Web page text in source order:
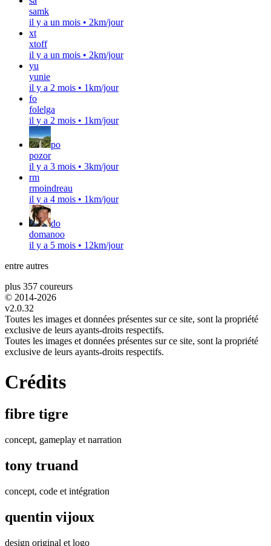
samk
il y a un mois • 2km/jour
xt
xtoff
il y a un mois • 2km/jour
yu
yunie
il y a 2 mois • 1km/jour
fo
folelga
il y a 2 mois • 1km/jour
po
pozor
il y a 3 mois • 3km/jour
rm
rmoindreau
il y a 4 mois • 1km/jour
do
domanoo
il y a 5 mois • 12km/jour
entre autres
plus 357 coureurs
© 2014-2026
v2.0.32
Toutes les images et données présentes sur ce site, sont la propriété
exclusive de leurs ayants-droits respectifs.
Toutes les images et données présentes sur ce site, sont la propriété
exclusive de leurs ayants-droits respectifs.
Crédits
fibre tigre
concept, gameplay et narration
tony truand
concept, code et intégration
quentin vijoux
design original et logo